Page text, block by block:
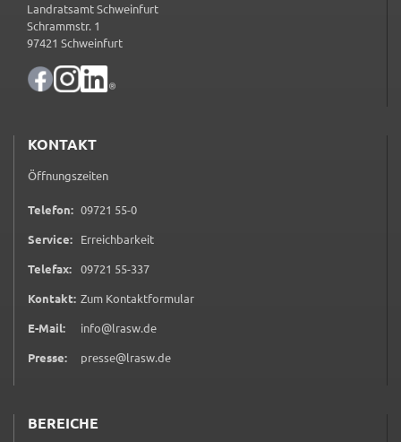
Landratsamt Schweinfurt
Schrammstr. 1
97421 Schweinfurt
KONTAKT
Öffnungszeiten
Telefon: 09721 55-00 9 7 2 1 5 5 0
Service: Erreichbarkeit
Telefax: 09721 55-3370 9 7 2 1 5 5 3 3 7
Kontakt: Zum Kontaktformular(öffnet in neuem Tab)
E-Mail:
info@lrasw.de
Presse:
presse@lrasw.de
BEREICHE
Anbieter:
Google Maps
Zweck:
Anzeige Google Kartendienst
BayernAtlas
Name:
bayern_atlas
Anbieter:
Vermessung
Anzeige Online Kartendienst
Unser Webanalyse-Tool Matomo